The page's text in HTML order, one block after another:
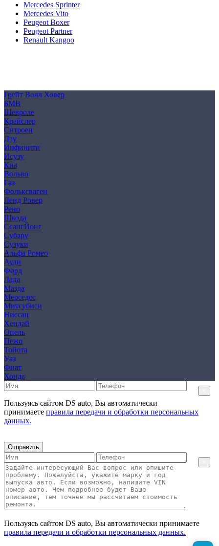
Mercedes Sprinter
Mercedes Vito
Peugeot Boxer
Peugeot Partner
Renault Kangoo
Грейт Волл Ховер
БМВ
Шевроле
Крайслер
Ситроен
Дэу
Инфинити
Исузу
Киа
Вольво
Газ
Фольксваген
Ленд Ровер
Рено
Шкода
СсангЙонг
Субару
Сузуки
Альфа Ромео
Ауди
Форд
Лада
Мазда
Мерседес
Митсубиси
Ниссан
Хендай
Опель
Пежо
Тойота
Уаз
Фиат
Хонда
Пользуясь сайтом DS auto, Вы автоматически
принимаете правила передачи и обработки персональных
данных.
Отправить
Пользуясь сайтом DS auto, Вы автоматически принимаете
правила передачи и обработки персональных данных.